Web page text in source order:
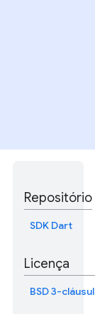
Repositório
SDK Dart
Licença
BSD 3-